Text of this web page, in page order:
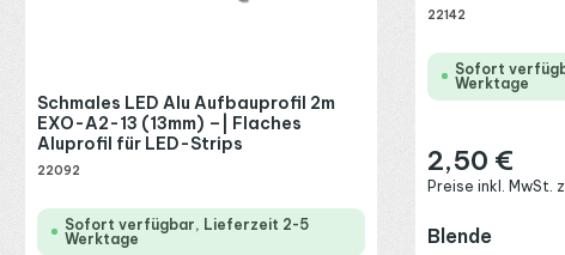
Schmales LED Alu Aufbauprofil 2m
EXO-A2-13 (13mm) –| Flaches
Aluprofil für LED-Strips
22092
Sofort verfügbar, Lieferzeit 2-5
Werktage
22142
Sofort
Werktage
Regulärer Preis:
2,50 €
Preise inkl. MwSt.
Blende